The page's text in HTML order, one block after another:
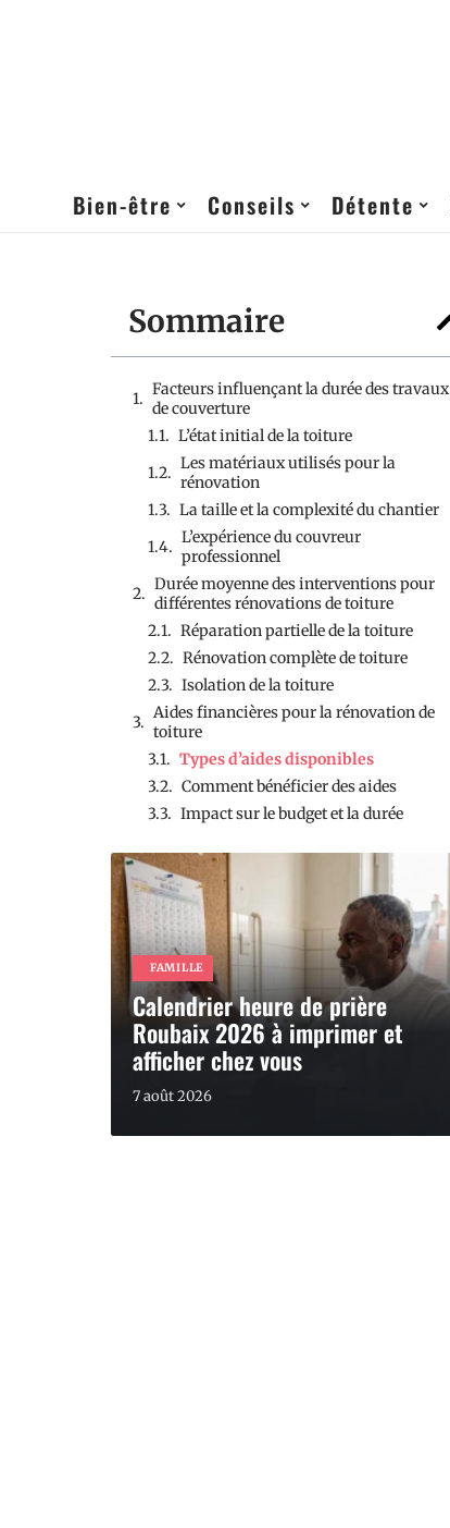
Bien-être Conseils Détente
Sommaire
Facteurs influençant la durée des travaux
de couverture
L’état initial de la toiture
Les matériaux utilisés pour la
rénovation
La taille et la complexité du chantier
L’expérience du couvreur
professionnel
Durée moyenne des interventions pour
différentes rénovations de toiture
Réparation partielle de la toiture
Rénovation complète de toiture
Isolation de la toiture
Aides financières pour la rénovation de
toiture
Types d’aides disponibles
Comment bénéficier des aides
Impact sur le budget et la durée
FAMILLE
Calendrier heure de prière
Roubaix 2026 à imprimer et
afficher chez vous
7 août 2026